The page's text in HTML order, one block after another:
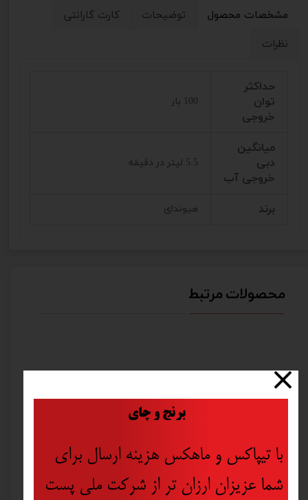
مشخصات محصول توضیحات
کارت گارانتی
نظرات
حداکثر
توان
خروجی
100 بار
میانگین
دبی
خروجی آب
5.5 لیتر در دقیقه
برند هیوندای
محصولات مرتبط
برنج و چای
با تیپاکس و ماهکس هزینه ارسال برای
شما عزیزان ارزان تر از شرکت ملی پست